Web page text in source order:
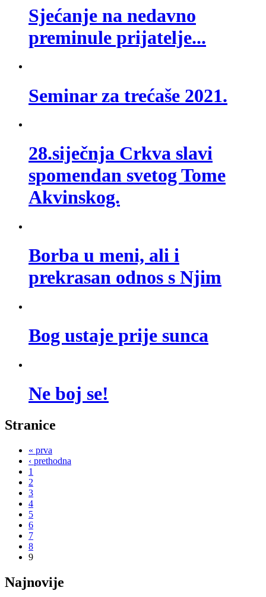
Sjećanje na nedavno
preminule prijatelje...
Seminar za trećaše 2021.
28.siječnja Crkva slavi
spomendan svetog Tome
Akvinskog.
Borba u meni, ali i
prekrasan odnos s Njim
Bog ustaje prije sunca
Ne boj se!
Stranice
« prva
‹ prethodna
1
2
3
4
5
6
7
8
9
Najnovije